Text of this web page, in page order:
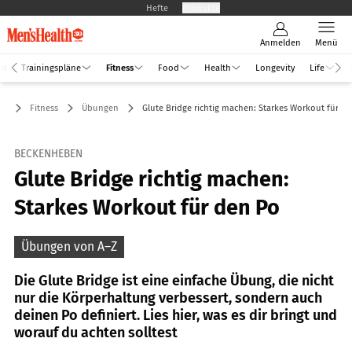
Hefte
Anmelden Menü
Trainingspläne Fitness Food Health Longevity Life
Fitness Übungen Glute Bridge richtig machen: Starkes Workout für
BECKENHEBEN
Glute Bridge richtig machen:
Starkes Workout für den Po
Übungen von A–Z
Die Glute Bridge ist eine einfache Übung, die nicht
nur die Körperhaltung verbessert, sondern auch
deinen Po definiert. Lies hier, was es dir bringt und
worauf du achten solltest